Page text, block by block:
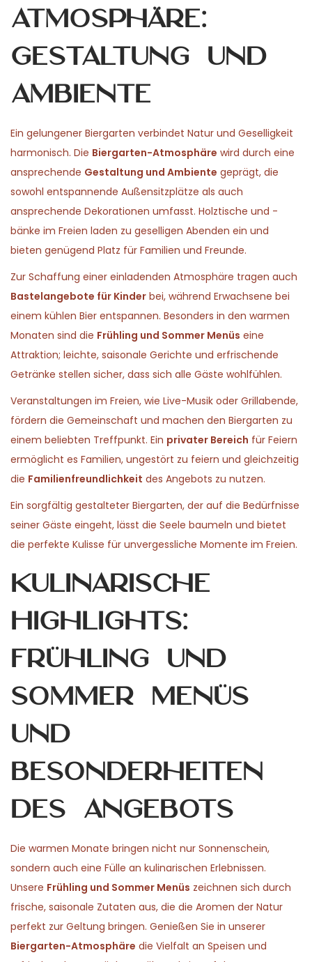
Atmosphäre:
Gestaltung und
Ambiente
Ein gelungener Biergarten verbindet Natur und Geselligkeit
harmonisch. Die Biergarten-Atmosphäre wird durch eine
ansprechende Gestaltung und Ambiente geprägt, die
sowohl entspannende Außensitzplätze als auch
ansprechende Dekorationen umfasst. Holztische und -
bänke im Freien laden zu geselligen Abenden ein und
bieten genügend Platz für Familien und Freunde.
Zur Schaffung einer einladenden Atmosphäre tragen auch
Bastelangebote für Kinder bei, während Erwachsene bei
einem kühlen Bier entspannen. Besonders in den warmen
Monaten sind die Frühling und Sommer Menüs eine
Attraktion; leichte, saisonale Gerichte und erfrischende
Getränke stellen sicher, dass sich alle Gäste wohlfühlen.
Veranstaltungen im Freien, wie Live-Musik oder Grillabende,
fördern die Gemeinschaft und machen den Biergarten zu
einem beliebten Treffpunkt. Ein privater Bereich für Feiern
ermöglicht es Familien, ungestört zu feiern und gleichzeitig
die Familienfreundlichkeit des Angebots zu nutzen.
Ein sorgfältig gestalteter Biergarten, der auf die Bedürfnisse
seiner Gäste eingeht, lässt die Seele baumeln und bietet
die perfekte Kulisse für unvergessliche Momente im Freien.
Kulinarische
Highlights:
Frühling und
Sommer Menüs
und
Besonderheiten
des Angebots
Die warmen Monate bringen nicht nur Sonnenschein,
sondern auch eine Fülle an kulinarischen Erlebnissen.
Unsere Frühling und Sommer Menüs zeichnen sich durch
frische, saisonale Zutaten aus, die die Aromen der Natur
perfekt zur Geltung bringen. Genießen Sie in unserer
Biergarten-Atmosphäre die Vielfalt an Speisen und